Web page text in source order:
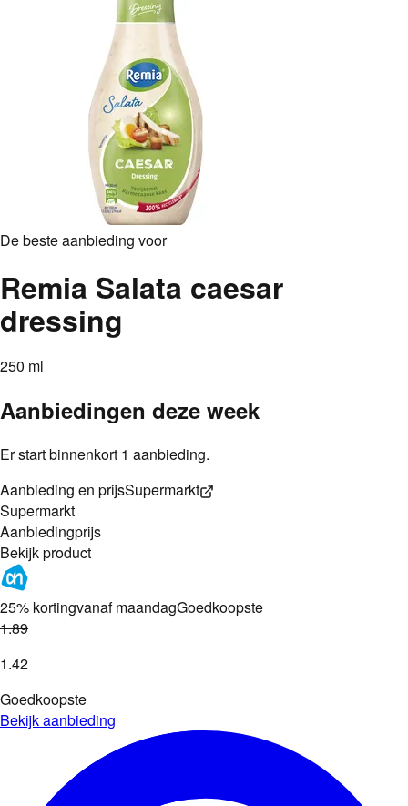
De beste aanbieding voor
Remia Salata caesar
dressing
250 ml
Aanbiedingen deze week
Er start binnenkort 1 aanbieding.
Aanbieding en prijsSupermarkt
Supermarkt
Aanbiedingprijs
Bekijk product
25% kortingvanaf maandagGoedkoopste
1.89
1.42
Goedkoopste
Bekijk aanbieding